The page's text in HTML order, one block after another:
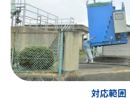
対応範囲